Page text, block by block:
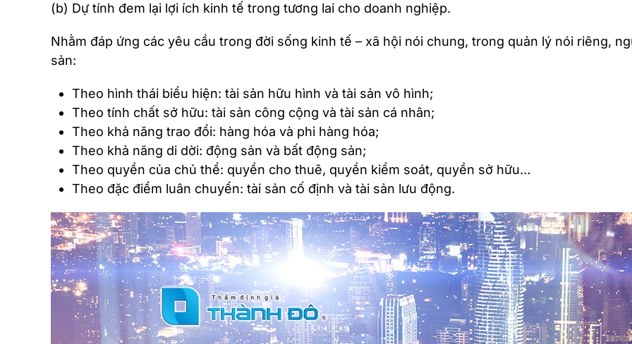
(b) Dự tính đem lại lợi ích kinh tế trong tương lai cho doanh nghiệp.
Nhằm đáp ứng các yêu cầu trong đời sống kinh tế – xã hội nói chung, trong quản lý nói riêng,
sản:
Theo hình thái biểu hiện: tài sản hữu hình và tài sản vô hình;
Theo tính chất sở hữu: tài sản công cộng và tài sản cá nhân;
Theo khả năng trao đổi: hàng hóa và phi hàng hóa;
Theo khả năng di dời: động sản và bất động sản;
Theo quyền của chủ thể: quyền cho thuê, quyền kiểm soát, quyền sở hữu…
Theo đặc điểm luân chuyển: tài sản cố định và tài sản lưu động.